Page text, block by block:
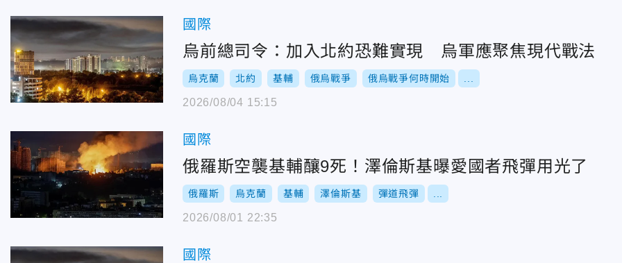
國際
烏前總司令：加入北約恐難實現 烏軍應聚焦現代戰法
烏克蘭 北約 基輔 俄烏戰爭 俄烏戰爭何時開始
2026/08/04 15:15
國際
俄羅斯空襲基輔釀9死！澤倫斯基曝愛國者飛彈用光了
俄羅斯 烏克蘭 基輔 澤倫斯基 彈道飛彈
2026/08/01 22:35
國際